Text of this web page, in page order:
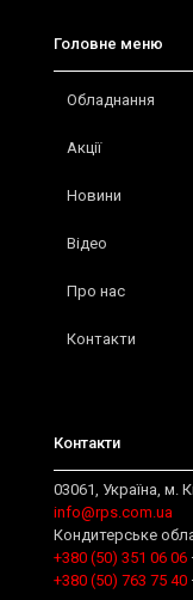
Головне меню
Обладнання
Акції
Новини
Відео
Про нас
Контакти
Контакти
03061, Україна, м.
info@rps.com.ua
Кондитерське
+380 (50) 351 06 06
+380 (50) 763 75 40